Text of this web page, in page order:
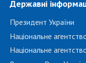
Державні
Президент України
Національне
Національне